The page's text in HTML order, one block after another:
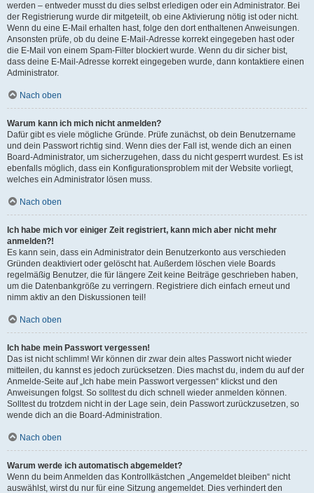
werden – entweder musst du dies selbst erledigen oder ein Administrator. Bei
der Registrierung wurde dir mitgeteilt, ob eine Aktivierung nötig ist oder nicht.
Wenn du eine E-Mail erhalten hast, folge den dort enthaltenen Anweisungen.
Ansonsten prüfe, ob du deine E-Mail-Adresse korrekt eingegeben hast oder
die E-Mail von einem Spam-Filter blockiert wurde. Wenn du dir sicher bist,
dass deine E-Mail-Adresse korrekt eingegeben wurde, dann kontaktiere einen
Administrator.
Nach oben
Warum kann ich mich nicht anmelden?
Dafür gibt es viele mögliche Gründe. Prüfe zunächst, ob dein Benutzername
und dein Passwort richtig sind. Wenn dies der Fall ist, wende dich an einen
Board-Administrator, um sicherzugehen, dass du nicht gesperrt wurdest. Es ist
ebenfalls möglich, dass ein Konfigurationsproblem mit der Website vorliegt,
welches ein Administrator lösen muss.
Nach oben
Ich habe mich vor einiger Zeit registriert, kann mich aber nicht mehr
anmelden?!
Es kann sein, dass ein Administrator dein Benutzerkonto aus verschieden
Gründen deaktiviert oder gelöscht hat. Außerdem löschen viele Boards
regelmäßig Benutzer, die für längere Zeit keine Beiträge geschrieben haben,
um die Datenbankgröße zu verringern. Registriere dich einfach erneut und
nimm aktiv an den Diskussionen teil!
Nach oben
Ich habe mein Passwort vergessen!
Das ist nicht schlimm! Wir können dir zwar dein altes Passwort nicht wieder
mitteilen, du kannst es jedoch zurücksetzen. Dies machst du, indem du auf der
Anmelde-Seite auf „Ich habe mein Passwort vergessen“ klickst und den
Anweisungen folgst. So solltest du dich schnell wieder anmelden können.
Solltest du trotzdem nicht in der Lage sein, dein Passwort zurückzusetzen, so
wende dich an die Board-Administration.
Nach oben
Warum werde ich automatisch abgemeldet?
Wenn du beim Anmelden das Kontrollkästchen „Angemeldet bleiben“ nicht
auswählst, wirst du nur für eine Sitzung angemeldet. Dies verhindert den